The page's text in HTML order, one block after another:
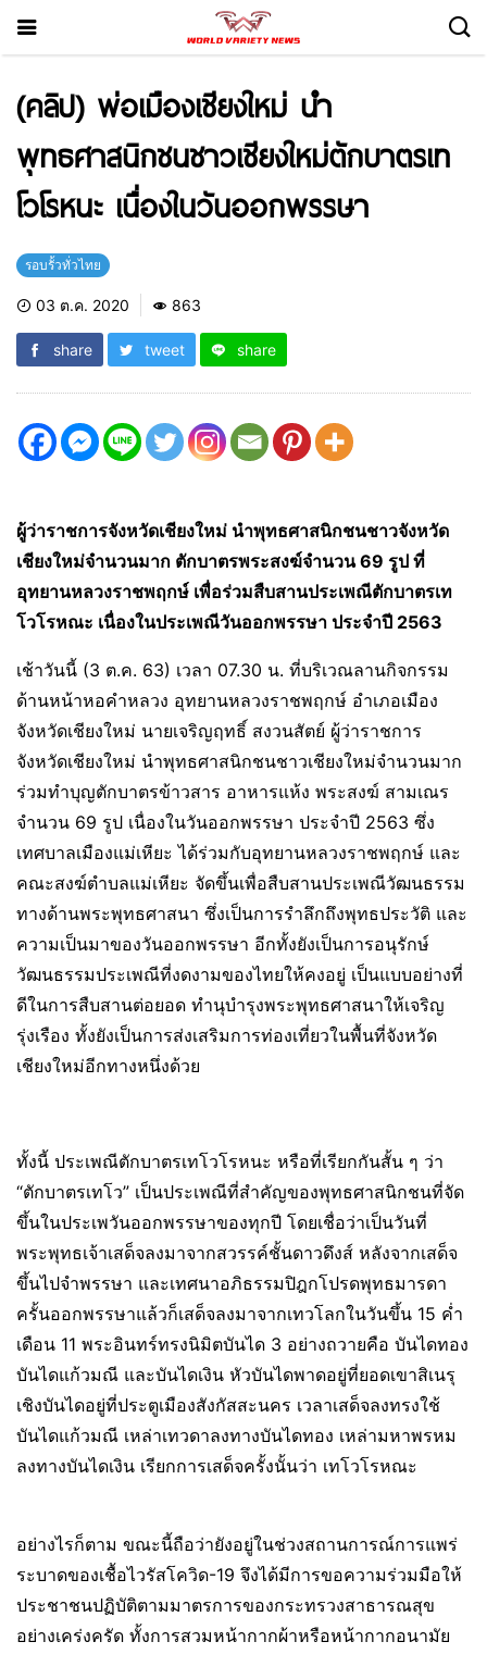
(คลิป) พ่อเมืองเชียงใหม่ นำ
พุทธศาสนิกชนชาวเชียงใหม่ตักบาตรเท
โวโรหนะ เนื่องในวันออกพรรษา
รอบรั้วทั่วไทย
03 ต.ค. 2020 863
share tweet share
ผู้ว่าราชการจังหวัดเชียงใหม่ นำพุทธศาสนิกชนชาวจังหวัด
เชียงใหม่จำนวนมาก ตักบาตรพระสงฆ์จำนวน 69 รูป ที่
อุทยานหลวงราชพฤกษ์ เพื่อร่วมสืบสานประเพณีตักบาตรเท
โวโรหณะ เนื่องในประเพณีวันออกพรรษา ประจำปี 2563
เช้าวันนี้ (3 ต.ค. 63) เวลา 07.30 น. ที่บริเวณลานกิจกรรม
ด้านหน้าหอคำหลวง อุทยานหลวงราชพฤกษ์ อำเภอเมือง
จังหวัดเชียงใหม่ นายเจริญฤทธิ์ สงวนสัตย์ ผู้ว่าราชการ
จังหวัดเชียงใหม่ นำพุทธศาสนิกชนชาวเชียงใหม่จำนวนมาก
ร่วมทำบุญตักบาตรข้าวสาร อาหารแห้ง พระสงฆ์ สามเณร
จำนวน 69 รูป เนื่องในวันออกพรรษา ประจำปี 2563 ซึ่ง
เทศบาลเมืองแม่เหียะ ได้ร่วมกับอุทยานหลวงราชพฤกษ์ และ
คณะสงฆ์ตำบลแม่เหียะ จัดขึ้นเพื่อสืบสานประเพณีวัฒนธรรม
ทางด้านพระพุทธศาสนา ซึ่งเป็นการรำลึกถึงพุทธประวัติ และ
ความเป็นมาของวันออกพรรษา อีกทั้งยังเป็นการอนุรักษ์
วัฒนธรรมประเพณีที่งดงามของไทยให้คงอยู่ เป็นแบบอย่างที่
ดีในการสืบสานต่อยอด ทำนุบำรุงพระพุทธศาสนาให้เจริญ
รุ่งเรือง ทั้งยังเป็นการส่งเสริมการท่องเที่ยวในพื้นที่จังหวัด
เชียงใหม่อีกทางหนึ่งด้วย
ทั้งนี้ ประเพณีตักบาตรเทโวโรหนะ หรือที่เรียกกันสั้น ๆ ว่า
“ตักบาตรเทโว” เป็นประเพณีที่สำคัญของพุทธศาสนิกชนที่จัด
ขึ้นในประเพวันออกพรรษาของทุกปี โดยเชื่อว่าเป็นวันที่
พระพุทธเจ้าเสด็จลงมาจากสวรรค์ชั้นดาวดึงส์ หลังจากเสด็จ
ขึ้นไปจำพรรษา และเทศนาอภิธรรมปิฎกโปรดพุทธมารดา
ครั้นออกพรรษาแล้วก็เสด็จลงมาจากเทวโลกในวันขึ้น 15 ค่ำ
เดือน 11 พระอินทร์ทรงนิมิตบันได 3 อย่างถวายคือ บันไดทอง
บันไดแก้วมณี และบันไดเงิน หัวบันไดพาดอยู่ที่ยอดเขาสิเนรุ
เชิงบันไดอยู่ที่ประตูเมืองสังกัสสะนคร เวลาเสด็จลงทรงใช้
บันไดแก้วมณี เหล่าเทวดาลงทางบันไดทอง เหล่ามหาพรหม
ลงทางบันไดเงิน เรียกการเสด็จครั้งนั้นว่า เทโวโรหณะ
อย่างไรก็ตาม ขณะนี้ถือว่ายังอยู่ในช่วงสถานการณ์การแพร่
ระบาดของเชื้อไวรัสโควิด-19 จึงได้มีการขอความร่วมมือให้
ประชาชนปฏิบัติตามมาตรการของกระทรวงสาธารณสุข
อย่างเคร่งครัด ทั้งการสวมหน้ากากผ้าหรือหน้ากากอนามัย